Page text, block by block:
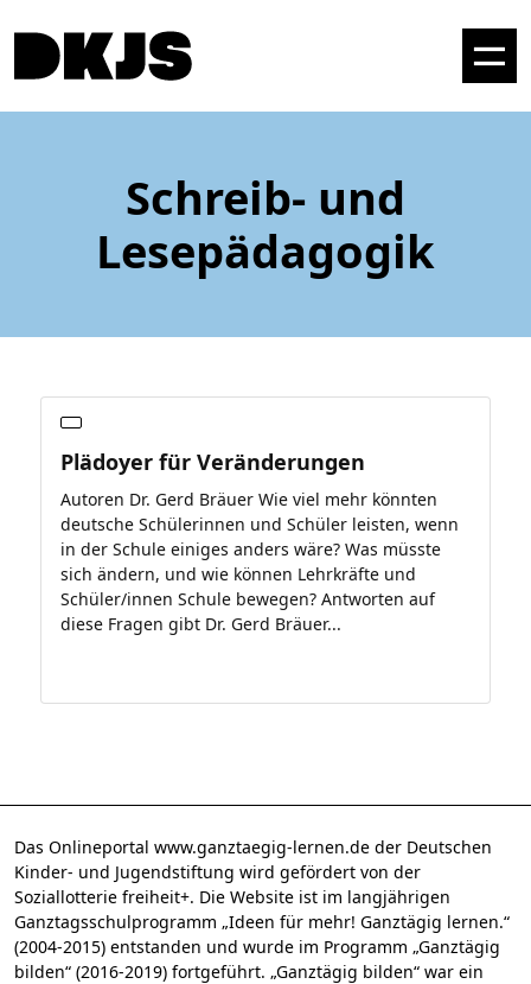
Schreib- und
Lesepädagogik
Plädoyer für Veränderungen
Autoren Dr. Gerd Bräuer Wie viel mehr könnten
deutsche Schülerinnen und Schüler leisten, wenn
in der Schule einiges anders wäre? Was müsste
sich ändern, und wie können Lehrkräfte und
Schüler/innen Schule bewegen? Antworten auf
diese Fragen gibt Dr. Gerd Bräuer...
Das Onlineportal www.ganztaegig-lernen.de der Deutschen
Kinder- und Jugendstiftung wird gefördert von der
Soziallotterie freiheit+. Die Website ist im langjährigen
Ganztagsschulprogramm „Ideen für mehr! Ganztägig lernen.“
(2004-2015) entstanden und wurde im Programm „Ganztägig
bilden“ (2016-2019) fortgeführt. „Ganztägig bilden“ war ein